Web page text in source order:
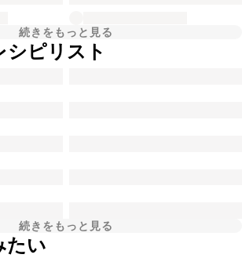
続きをもっと見る
ピリスト
続きをもっと見る
たい